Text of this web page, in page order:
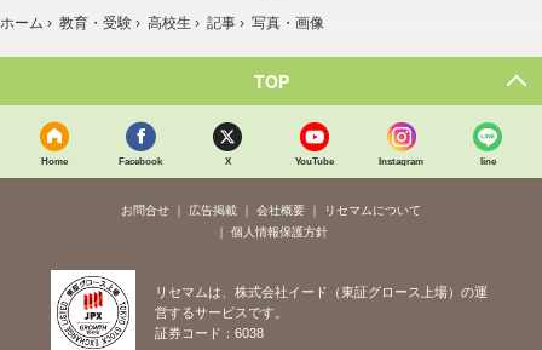
ホーム › 教育・受験 › 高校生 › 記事 › 写真・画像
TOP
Home Facebook X YouTube Instagram line
お問合せ 広告掲載 会社概要
リセマムについて
個人情報保護方針
リセマムは、株式会社イード（東証グロース上場）の運
営するサービスです。
証券コード：6038